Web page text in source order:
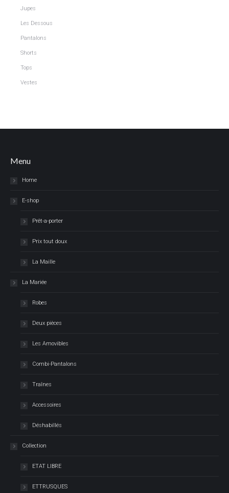
Jupes
Les Dessous
Pantalons
Shorts
Tops
Vestes
Menu
Home
E-shop
Prêt-a-porter
Prix tout doux
La Maille
La Mariée
Robes
Deux pièces
Les Amovibles
Combi-Pantalons
Traînes
Accessoires
Déshabillés
Collection
ETAT LIBRE
ETTRUSQUES